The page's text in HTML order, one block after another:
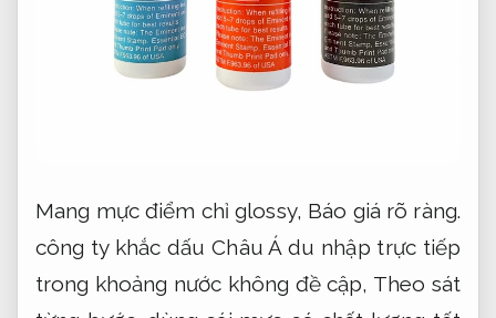
Mang mực điểm chỉ glossy, Báo giá rõ ràng.
công ty khắc dấu Châu Á du nhập trực tiếp
trong khoảng nước không đề cập, Theo sát